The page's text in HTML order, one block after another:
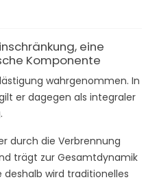
eine
Komponente
wahrgenommen. In
er dagegen als integraler
durch die Verbrennung
trägt zur Gesamtdynamik
deshalb wird traditionelles